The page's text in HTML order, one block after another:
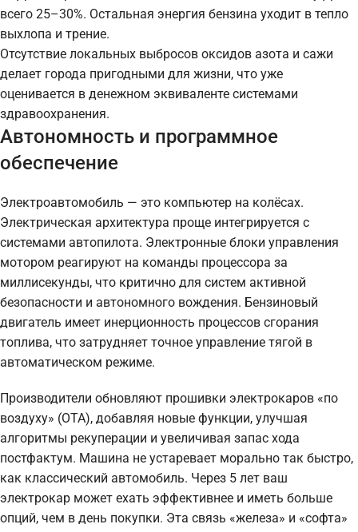
всего 25–30%. Остальная энергия бензина уходит в тепло
выхлопа и трение.
Отсутствие локальных выбросов оксидов азота и сажи
делает города пригодными для жизни, что уже
оценивается в денежном эквиваленте системами
здравоохранения.
Автономность и программное
обеспечение
Электроавтомобиль — это компьютер на колёсах.
Электрическая архитектура проще интегрируется с
системами автопилота. Электронные блоки управления
мотором реагируют на команды процессора за
миллисекунды, что критично для систем активной
безопасности и автономного вождения. Бензиновый
двигатель имеет инерционность процессов сгорания
топлива, что затрудняет точное управление тягой в
автоматическом режиме.
Производители обновляют прошивки электрокаров «по
воздуху» (OTA), добавляя новые функции, улучшая
алгоритмы рекуперации и увеличивая запас хода
постфактум. Машина не устаревает морально так быстро,
как классический автомобиль. Через 5 лет ваш
электрокар может ехать эффективнее и иметь больше
опций, чем в день покупки. Эта связь «железа» и «софта»